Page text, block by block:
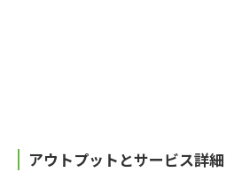
アウトプットとサービス詳細